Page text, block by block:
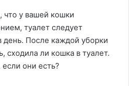
что у вашей кошки
туалет следует
день. После каждой уборки
сходила ли кошка в туалет.
они есть?